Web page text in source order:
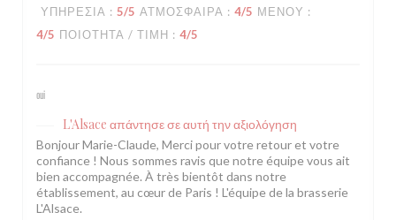
ΥΠΗΡΕΣΊΑ : 5/5 ΑΤΜΌΣΦΑΙΡΑ : 4/5 ΜΕΝΟΎ :
4/5 ΠΟΙΌΤΗΤΑ / ΤΙΜΉ : 4/5
oui
L'Alsace απάντησε σε αυτή την αξιολόγηση
Bonjour Marie-Claude, Merci pour votre retour et votre
confiance ! Nous sommes ravis que notre équipe vous ait
bien accompagnée. À très bientôt dans notre
établissement, au cœur de Paris ! L'équipe de la brasserie
L'Alsace.